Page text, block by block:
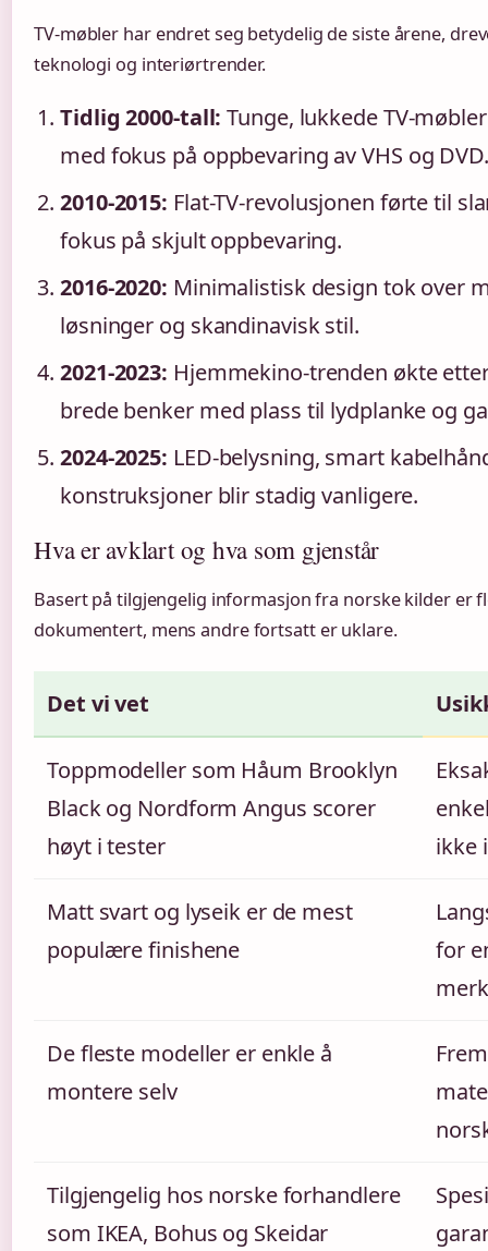
TV-møbler har endret seg betydelig de siste årene,
teknologi og interiørtrender.
Tidlig 2000-tall: Tunge, lukkede TV-
med fokus på oppbevaring av VHS og
2010-2015: Flat-TV-revolusjonen førte til
fokus på skjult oppbevaring.
2016-2020: Minimalistisk design tok over
løsninger og skandinavisk stil.
2021-2023: Hjemmekino-trenden økte
brede benker med plass til lydplanke og
2024-2025: LED-belysning, smart
konstruksjoner blir stadig vanligere.
Hva er avklart og hva som gjenstår
Basert på tilgjengelig informasjon fra norske kilder er
dokumentert, mens andre fortsatt er uklare.
Det vi vet
Toppmodeller som Håum Brooklyn
Black og Nordform Angus scorer
høyt i tester
ikke
Matt svart og lyseik er de mest
populære finishene
for
De fleste modeller er enkle å
montere selv
Tilgjengelig hos norske forhandlere
som IKEA, Bohus og Skeidar